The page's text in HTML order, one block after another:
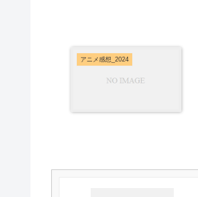
アニメ感想_2024